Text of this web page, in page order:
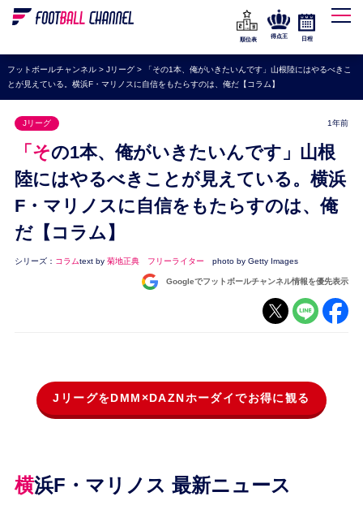
WEリーグ
海外サッカー
プレミアリーグ
セリエA
ブンデスリーガ
UEFA
ナショナルチーム
高校サッカー
順位表
得点王 日程
フットボールチャンネル> Jリーグ>
「その1本、俺がいきたいんです」山根陸にはやるべきこ
とが見えている。横浜F・マリノスに自信をもたらすのは、俺だ【コラム】
Jリーグ 1年前
「その1本、俺がいきたいんです」山根
陸にはやるべきことが見えている。横浜
F・マリノスに自信をもたらすのは、俺
だ【コラム】
シリーズ： コラムtext by 菊地正典 フリーライター photo by Getty Images
Googleでフットボールチャンネル情報を優先表示
JリーグをDMM×DAZNホーダイでお得に観る
横浜F・マリノス 最新ニュース